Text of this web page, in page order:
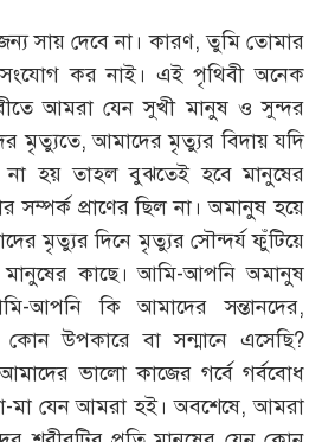
সায় দেবে না। কারণ, তুমি তোমার
কর নাই। এই পৃথিবী অনেক
আমরা যেন সুখী মানুষ ও সুন্দর
মৃত্যুতে, আমাদের মৃত্যুর বিদায় যদি
না হয় তাহল বুঝতেই হবে মানুষের
সম্পর্ক প্রাণের ছিল না। অমানুষ হয়ে
মৃত্যুর দিনে মৃত্যুর সৌন্দর্য ফুঁটিয়ে
মানুষের কাছে। আমি-আপনি অমানুষ
আপনি কি আমাদের সন্তানদের,
উপকারে বা সন্মানে এসেছি?
ভালো কাজের গর্বে গর্ববোধ
মা যেন আমরা হই। অবশেষে, আমরা